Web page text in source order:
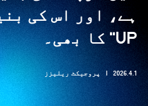
UP" کا بھی۔
2026.4.1 پروجیکٹ ریلیزز